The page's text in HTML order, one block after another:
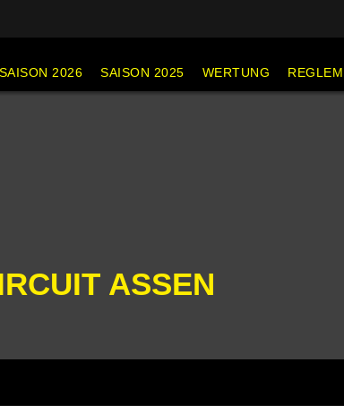
SAISON 2026 SAISON 2025 WERTUNG
ASSEN